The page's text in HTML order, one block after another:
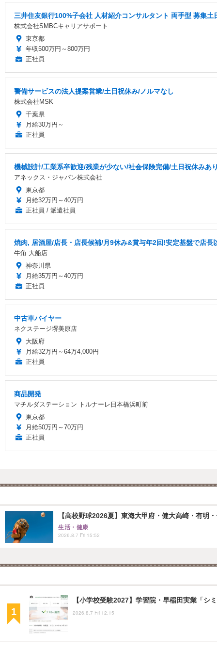
三井住友銀行100%子会社 人材紹介コンサルタント 両手型 募集土
株式会社SMBCキャリアサポート
東京都
年収500万円～800万円
正社員
警備サービスの法人提案営業/土日祝休み/ノルマなし
株式会社MSK
千葉県
月給30万円～
正社員
機械設計/工業系卒歓迎/残業が少ない/社会保険完備/土日祝休みあ
アネックス・ジャパン株式会社
東京都
月給32万円～40万円
正社員 / 派遣社員
焼肉, 居酒屋/店長・店長候補/月9休み&賞与年2回!安定基盤で店長
牛角 大船店
神奈川県
月給35万円～40万円
正社員
中古車バイヤー
ネクステージ堺美原店
大阪府
月給32万円～64万4,000円
正社員
商品開発
マチルダステーション トルナーレ日本橋浜町前
東京都
月給50万円～70万円
正社員
【高校野球2026夏】東海大甲府・健大高崎・有明
生活・健康
2026.8.7 Fri 15:52
【小学校受験2027】学習院・早稲田実業「シ
2026.8.7 Fri 12:15